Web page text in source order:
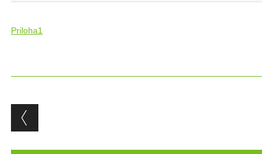
Priloha1
Post navigation